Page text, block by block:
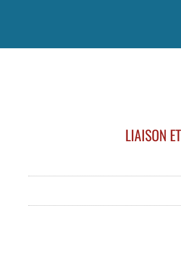
LIAISON